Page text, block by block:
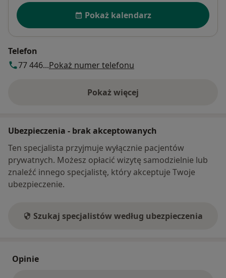
Dostępność
Pokaż kalendarz
Telefon
77 446...Pokaż numer telefonu
Pokaż więcej
o adresie
Ubezpieczenia - brak akceptowanych
Ten specjalista przyjmuje wyłącznie pacjentów
prywatnych. Możesz opłacić wizytę samodzielnie lub
znaleźć innego specjalistę, który akceptuje Twoje
ubezpieczenie.
Szukaj specjalistów według ubezpieczenia
Opinie